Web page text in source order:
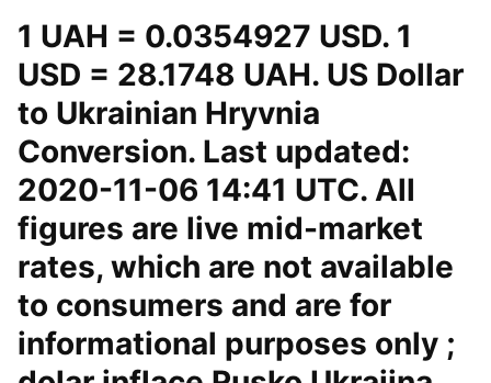
1 UAH = 0.0354927 USD. 1
USD = 28.1748 UAH. US Dollar
to Ukrainian Hryvnia
Conversion. Last updated:
2020-11-06 14:41 UTC. All
figures are live mid-market
rates, which are not available
to consumers and are for
informational purposes only ;